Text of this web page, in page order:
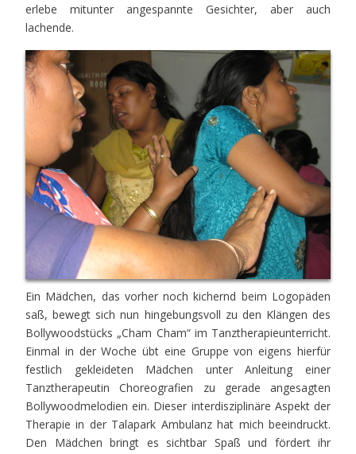
erlebe mitunter angespannte Gesichter, aber auch
lachende.
Ein Mädchen, das vorher noch kichernd beim Logopäden
saß, bewegt sich nun hingebungsvoll zu den Klängen des
Bollywoodstücks „Cham Cham“ im Tanztherapieunterricht.
Einmal in der Woche übt eine Gruppe von eigens hierfür
festlich gekleideten Mädchen unter Anleitung einer
Tanztherapeutin Choreografien zu gerade angesagten
Bollywoodmelodien ein. Dieser interdisziplinäre Aspekt der
Therapie in der Talapark Ambulanz hat mich beeindruckt.
Den Mädchen bringt es sichtbar Spaß und fördert ihr